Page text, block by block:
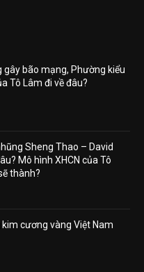
gây bão mạng, Phường kiểu
Tô Lâm đi về đâu?
Sheng Thao – David
Mô hình XHCN của Tô
thành?
kim cương vàng Việt Nam